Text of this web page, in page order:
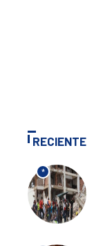
RECIENTE
*